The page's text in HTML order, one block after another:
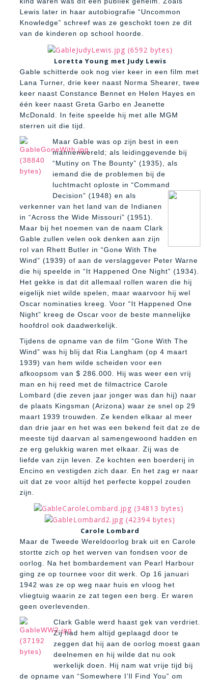
Lewis later in haar autobiografie “Uncommon
Knowledge” schreef was ze geschokt toen ze dit
van de kinderen op school hoorde.
Loretta Young met Judy Lewis
Gable schitterde ook nog vier keer in een film met
Lana Turner, drie keer naast Norma Shearer, twee
keer naast Constance Bennet en Helen Hayes en
één keer naast Greta Garbo en Jeanette
McDonald. In feite speelde hij met alle MGM
sterren uit die tijd.
Maar Gable was op zijn best in een
mannenwereld; als leidinggevende bij
“Mutiny on The Bounty” (1935), als
iemand die de problemen bij de
luchtmacht oploste in “Command
Decision” (1948) en als
verkenner van het land van de Indianen
in “Across the Wide Missouri” (1951).
Maar bij het noemen van de naam Clark
Gable zullen velen ook denken aan zijn
rol van Rhett Butler in “Gone With The
Wind” (1939) of aan de verslaggever Peter Warne
die hij speelde in “It Happened One Night” (1934).
Het gekke is dat dit allemaal rollen waren die hij
eigelijk niet wilde spelen, maar waarvoor hij wel
Oscar nominaties kreeg. Voor “It Happened One
Night” kreeg de Oscar voor de beste mannelijke
hoofdrol ook daadwerkelijk.
Tijdens de opname van de film “Gone With The
Wind” was hij blij dat Ria Langham (op 4 maart
1939) van hem wilde scheiden voor een
afkoopsom van $ 286.000. Hij was weer een vrij
man en hij reed met de filmactrice Carole
Lombard (die zeven jaar jonger was dan hij) naar
de plaats Kingsman (Arizona) waar ze snel op 29
maart 1939 trouwden. Ze kenden elkaar al meer
dan drie jaar en het was een bekend feit dat ze de
meeste tijd daarvan al samengewoond hadden en
ze erg gelukkig waren met elkaar. Zij was de
liefde van zijn leven. Ze kochten een boerderij in
Encino en vestigden zich daar. En het zag er naar
uit dat ze voor altijd het perfecte koppel zouden
zijn.
Carole Lombard
Maar de Tweede Wereldoorlog brak uit en Carole
stortte zich op het werven van fondsen voor de
oorlog. Na het bombardement van Pearl Harbour
ging ze op tournee voor dit werk. Op 16 januari
1942 was ze op weg naar huis en vloog het
vliegtuig waarin ze zat tegen een berg. Er waren
geen overlevenden.
Clark Gable werd haast gek van verdriet.
Zij had hem altijd geplaagd door te
zeggen dat hij aan de oorlog moest gaan
deelnemen en hij wilde dat nu ook
werkelijk doen. Hij nam wat vrije tijd bij
de opname van “Somewhere I’ll Find You” om